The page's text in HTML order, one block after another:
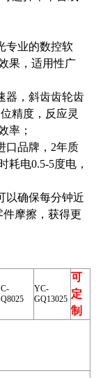
业的数控软
果，适用性广
，斜齿齿轮齿
精度，反应灵
率；
品牌，2年质
耗电0.5-5度电，
确保每分钟近
件摩擦，获得更
YC-
GQ13025
可
定
制